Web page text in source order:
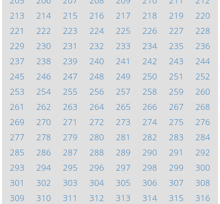
213
214 215 216 217 218 219
220
221
222 223 224 225 226 227
228
229
230 231 232 233 234 235
236
237
238 239 240 241 242 243
244
245
246 247 248 249 250 251
252
253
254 255 256 257 258 259
260
261
262 263 264 265 266 267
268
269
270 271 272 273 274 275
276
277
278 279 280 281 282 283
284
285
286 287 288 289 290 291
292
293
294 295 296 297 298 299
300
301
302 303 304 305 306 307
308
309
310 311 312 313 314 315
316